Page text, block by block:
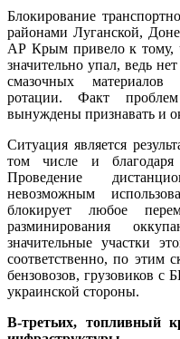
Блокирование
районами Луганской,
АР Крым привело к тому,
значительно упал, ведь
смазочных материалов
ротации. Факт
вынуждены признавать и
Ситуация является
том числе и благодаря
Проведение
невозможным
блокирует любое
разминирования
значительные участки
соответственно, по этим
бензовозов, грузовиков с
украинской стороны.
В-третьих, топливный